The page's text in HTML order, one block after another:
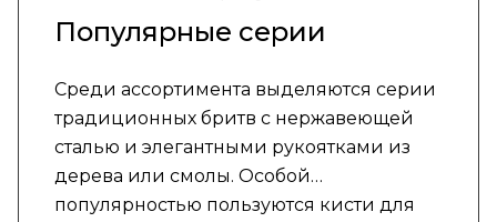
Популярные серии
Среди ассортимента выделяются серии
традиционных бритв с нержавеющей
сталью и элегантными рукоятками из
дерева или смолы. Особой
популярностью пользуются кисти для